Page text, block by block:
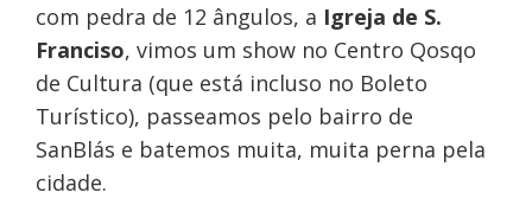
com pedra de 12 ângulos, a Igreja de S.
Franciso, vimos um show no Centro Qosqo
de Cultura (que está incluso no Boleto
Turístico), passeamos pelo bairro de
SanBlás e batemos muita, muita perna pela
cidade.